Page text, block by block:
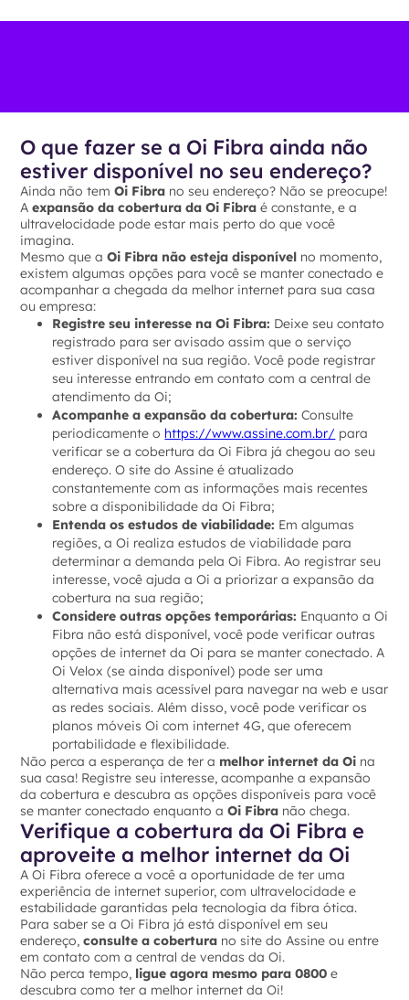
O que fazer se a Oi Fibra ainda não
estiver disponível no seu endereço?
Ainda não temOi Fibra no seu endereço? Não se preocupe!
Aexpansão da cobertura da Oi Fibra é constante, e a
ultravelocidade pode estar mais perto do que você
imagina.
Mesmo que aOi Fibra não esteja disponível no momento,
existem algumas opções para você se manter conectado e
acompanhar a chegada da melhor internet para sua casa
ou empresa:
Registre seu interesse na Oi Fibra: Deixe seu contato
registrado para ser avisado assim que o serviço
estiver disponível na sua região. Você pode registrar
seu interesse entrando em contato com a central de
atendimento da Oi;
Acompanhe a expansão da cobertura: Consulte
periodicamente o https://www.assine.com.br/ para
verificar se a cobertura da Oi Fibra já chegou ao seu
endereço. O site do Assine é atualizado
constantemente com as informações mais recentes
sobre a disponibilidade da Oi Fibra;
Entenda os estudos de viabilidade: Em algumas
regiões, a Oi realiza estudos de viabilidade para
determinar a demanda pela Oi Fibra. Ao registrar seu
interesse, você ajuda a Oi a priorizar a expansão da
cobertura na sua região;
Considere outras opções temporárias: Enquanto a Oi
Fibra não está disponível, você pode verificar outras
opções de internet da Oi para se manter conectado. A
Oi Velox (se ainda disponível) pode ser uma
alternativa mais acessível para navegar na web e usar
as redes sociais. Além disso, você pode verificar os
planos móveis Oi com internet 4G, que oferecem
portabilidade e flexibilidade.
Não perca a esperança de ter a melhor internet da Oi na
sua casa! Registre seu interesse, acompanhe a expansão
da cobertura e descubra as opções disponíveis para você
se manter conectado enquanto aOi Fibra não chega.
Verifique a cobertura da Oi Fibra e
aproveite a melhor internet da Oi
A Oi Fibra oferece a você a oportunidade de ter uma
experiência de internet superior, com ultravelocidade e
estabilidade garantidas pela tecnologia da fibra ótica.
Para saber se a Oi Fibra já está disponível em seu
endereço,consulte a cobertura no site do Assine ou entre
em contato com a central de vendas da Oi.
Não perca tempo, ligue agora mesmo para 0800e
descubra como ter a melhor internet da Oi!